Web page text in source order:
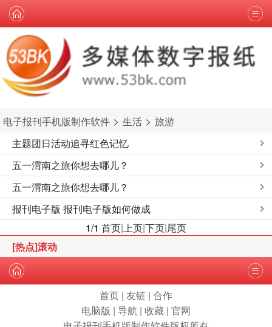
电子报刊手机版制作软件 > 生活 > 旅游
主题团日活动追寻红色记忆
五一渭南之旅你想去哪儿？
五一渭南之旅你想去哪儿？
报刊电子版 报刊电子版如何做成
1/1 首页|上页|下页|尾页
[热点]滚动
首页 | 友链 | 合作
电脑版 | 导航 | 收藏 | 官网